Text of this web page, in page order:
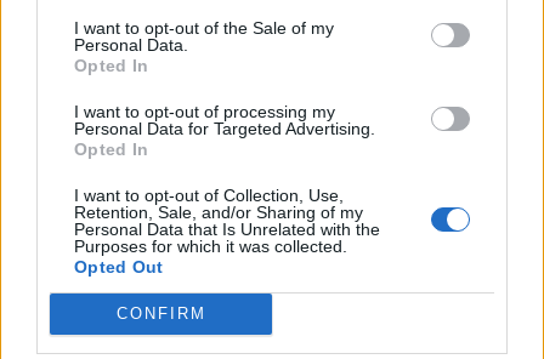
I want to opt-out of the Sale of my
Personal Data.
Opted In
I want to opt-out of processing my
Personal Data for Targeted Advertising.
Opted In
I want to opt-out of Collection, Use,
Retention, Sale, and/or Sharing of my
Personal Data that Is Unrelated with the
Purposes for which it was collected.
Opted Out
CONFIRM
Viohalco: Αυξημένος κατά 14%
ο τζίρος στο α' εξάμηνο, στα 4,3
τα EBITDA
ΥΠΕΘΟΟ: Νέες επενδύσεις 1
Η συμφωνία Arval-Athlon αναδιαμορφώνει την αγορά leasing